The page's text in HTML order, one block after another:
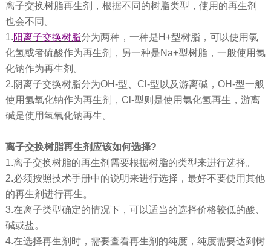
离子交换树脂再生剂，根据不同的树脂类型，使用的再生剂
也会不同。
1.阳离子交换树脂分为两种，一种是H+型树脂，可以使用氯
化氢或者硫酸作为再生剂，另一种是Na+型树脂，一般使用氯
化钠作为再生剂。
2.阴离子交换树脂分为OH-型、Cl-型以及游离碱，OH-型一般
使用氢氧化钠作为再生剂，Cl-型则是使用氯化氢再生，游离
碱是使用氢氧化钠再生。
离子交换树脂再生剂应该如何选择?
1.离子交换树脂的再生剂需要根据树脂的类型来进行选择。
2.必须按照技术手册中的说明来进行选择，最好不要使用其他
的再生剂进行再生。
3.在离子类型确定的情况下，可以适当的选择价格较低的酸、
碱或盐。
4.在选择再生剂时，需要查看再生剂的纯度，纯度需要达到树